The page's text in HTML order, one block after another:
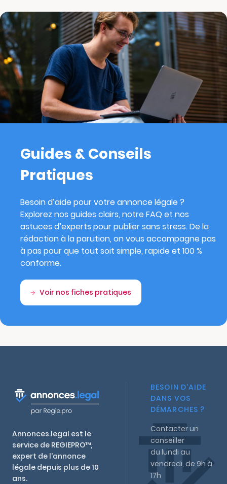
Guides & Conseils
Pratiques
Besoin d’aide pour votre annonce légale ?
Explorez nos guides clairs, notre FAQ et nos
astuces d’experts pour publier sans stress. De la
rédaction à la parution, on vous accompagne pas
à pas pour que tout soit simple, rapide et 100 %
conforme.
Voir nos fiches pratiques
Annonces.legal est le
service de REGIEPRO™,
expert de l'annonce
légale depuis plus de 10
ans.
BESOIN D'AIDE
DANS VOS
DÉMARCHES ?
Contacter un
conseiller
du lundi au
vendredi, de 9h à
17h